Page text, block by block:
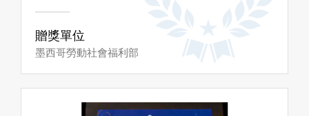
贈獎單位
墨西哥勞動社會福利部